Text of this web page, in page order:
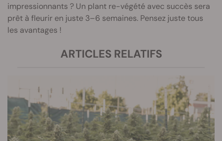
impressionnants ? Un plant re-végété avec succès sera
prêt à fleurir en juste 3–6 semaines. Pensez juste tous
les avantages !
ARTICLES RELATIFS